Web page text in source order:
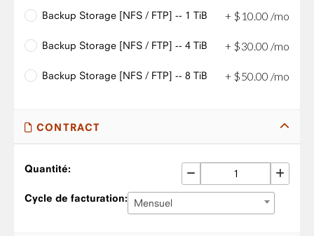
Backup Storage [NFS / FTP] -- 1 TiB + $ 10 00 /mo
Backup Storage [NFS / FTP] -- 4 TiB + $30 00 /mo
Backup Storage [NFS / FTP] -- 8 TiB + $50 00 /mo
CONTRACT
Quantité:
Cycle de facturation: Mensuel